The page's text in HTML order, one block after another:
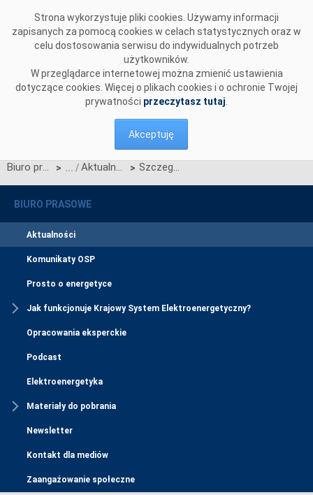
Strona wykorzystuje pliki cookies. Używamy informacji
zapisanych za pomocą cookies w celach statystycznych oraz w
celu dostosowania serwisu do indywidualnych potrzeb
użytkowników.
W przeglądarce internetowej można zmienić ustawienia
dotyczące cookies. Więcej o plikach cookies i o ochronie Twojej
prywatności przeczytasz tutaj
Akceptuję
Biuro prasowe > Aktualności > Szczegółowy harmonogram aukcji głównej na rok 2027
BIURO PRASOWE
Aktualności
Komunikaty OSP
Prosto o energetyce
Jak funkcjonuje Krajowy System Elektroenergetyczny?
Opracowania eksperckie
Podcast
Elektroenergetyka
Materiały do pobrania
Newsletter
Kontakt dla mediów
Zaangażowanie społeczne